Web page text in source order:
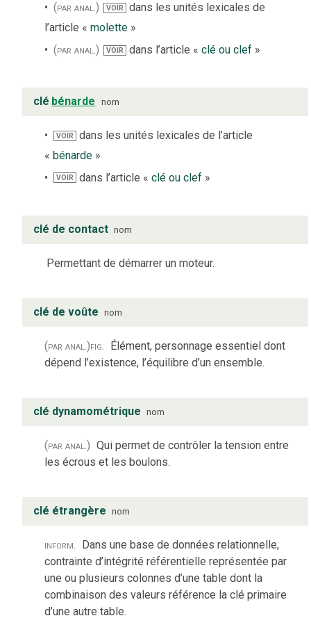
(par anal.) VOIR dans les unités lexicales de
l’article « molette »
(par anal.)
VOIR dans l’article « clé ou clef»
clé bénarde nom
VOIR
dans les unités lexicales de l’article
« bénarde »
VOIR dans l’article «clé ou clef »
clé de contact nom
Permettant de démarrer un moteur.
clé de voûte nom
(par anal.)fig.
Élément, personnage essentiel dont
dépend l’existence, l’équilibre d’un ensemble.
clé dynamométrique nom
(par anal.) Qui permet de contrôler la tension entre
les écrous et les boulons.
clé étrangère nom
inform.
Dans une base de données relationnelle,
contrainte d’intégrité référentielle représentée par
une ou plusieurs colonnes d’une table dont la
combinaison des valeurs référence la clé primaire
d’une autre table.